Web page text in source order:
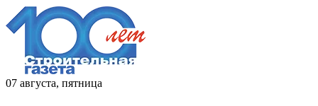
07 августа, пятница